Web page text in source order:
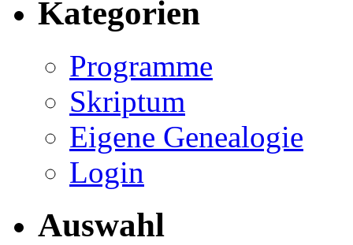
Kategorien
Programme
Skriptum
Eigene Genealogie
Login
Auswahl